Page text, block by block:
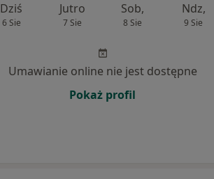
Dziś
6 Sie
Jutro
7 Sie
Sob,
8 Sie
Ndz,
9 Sie
Umawianie online nie jest dostępne
Pokaż profil